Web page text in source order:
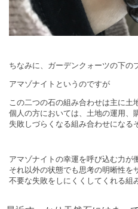
ちなみに、ガーデンクォーツの下の
アマゾナイトというのですが
この二つの石の組み合わせは主に土
個人の方においては、土地の運用、
失敗しづらくなる組み合わせになる
アマゾナイトの幸運を呼び込む力が
それ以外の状態でも思考の明晰性を
不要な失敗をしにくくしてくれる組